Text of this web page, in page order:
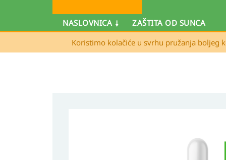
NASLOVNICA ZAŠTITA OD SUNCA
Koristimo kolačiće u svrhu pružanja boljeg